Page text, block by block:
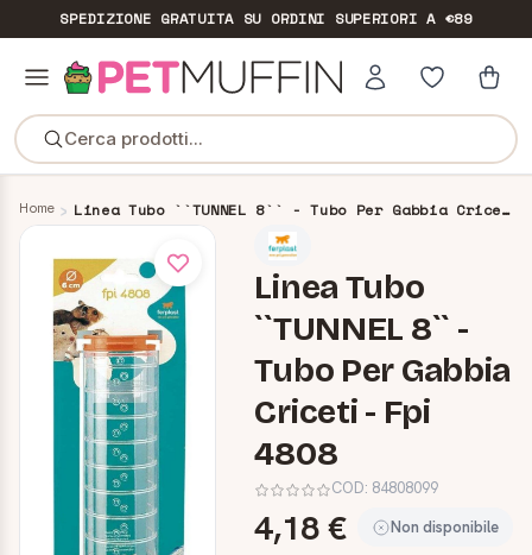
SPEDIZIONE GRATUITASU ORDINI SUPERIORI A €89
Cerca prodotti...
Home Linea Tubo ``TUNNEL 8`` - Tubo Per Gabbia Criceti - Fpi 4808
Linea Tubo
``TUNNEL 8`` -
Tubo Per Gabbia
Criceti - Fpi
4808
COD: 84808099
4,18 € Non disponibile